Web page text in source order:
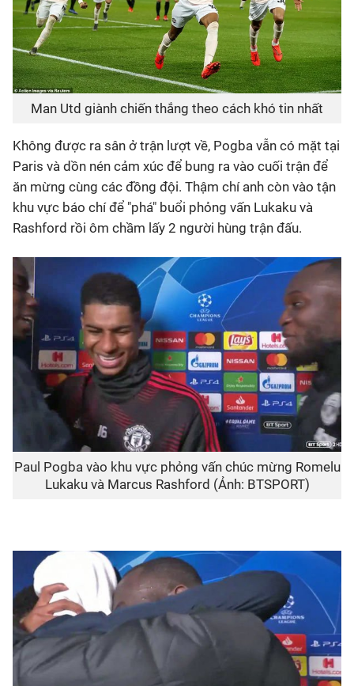
Man Utd giành chiến thắng theo cách khó tin nhất
Không được ra sân ở trận lượt về, Pogba vẫn có mặt tại
Paris và dồn nén cảm xúc để bung ra vào cuối trận để
ăn mừng cùng các đồng đội. Thậm chí anh còn vào tận
khu vực báo chí để "phá" buổi phỏng vấn Lukaku và
Rashford rồi ôm chầm lấy 2 người hùng trận đấu.
Paul Pogba vào khu vực phỏng vấn chúc mừng Romelu
Lukaku và Marcus Rashford (Ảnh: BTSPORT)